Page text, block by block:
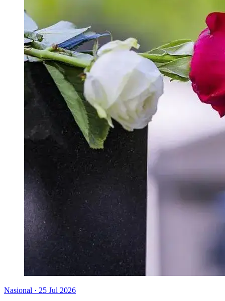
Nasional · 25 Jul 2026